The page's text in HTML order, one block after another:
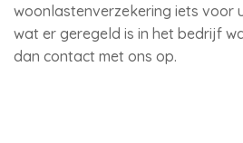
woonlastenverzekering iets voor
wat er geregeld is in het bedrijf
dan contact met ons op.